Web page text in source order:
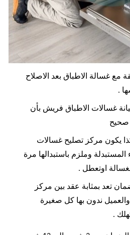
مع غسالة الاطباق بعد الاصلاح
.
غسالات الاطباق فريش بأن
صحيح
يكون مركز تصليح غسالات
وملزم باستبدالها مرة
اوتعطل .
تعد بمثابة عقد بين مركز
ندون بها كل صغيرة
.